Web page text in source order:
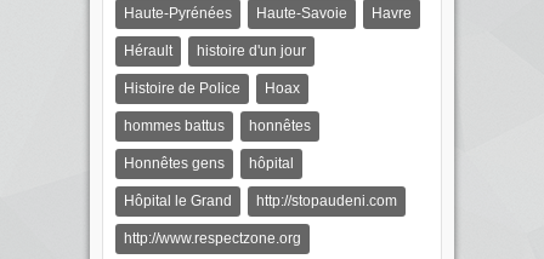
Haute-Pyrénées Haute-Savoie Havre
Hérault histoire d'un jour
Histoire de Police Hoax
hommes battus honnêtes
Honnêtes gens hôpital
Hôpital le Grand http://stopaudeni.com
http://www.respectzone.org